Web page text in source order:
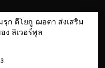
รุก ดีโยกู ฌอตา ส่งเสริม
ง ลิเวอร์พูล